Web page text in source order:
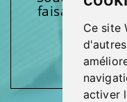
Ce site
activer
faisant un